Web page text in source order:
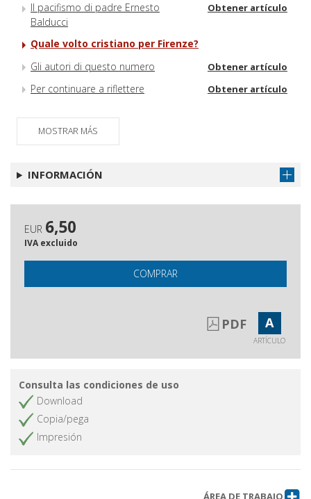
Il pacifismo di padre Ernesto
Balducci
Obtener artículo
Quale volto cristiano per Firenze?
Gli autori di questo numero
Obtener artículo
Per continuare a riflettere Obtener artículo
MOSTRAR MÁS
INFORMACIÓN
EUR 6,50
IVA excluido
COMPRAR
PDF A
ARTÍCULO
Consulta las condiciones de uso
Download
Copia/pega
Impresión
ÁREA DE TRABAJO